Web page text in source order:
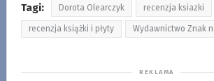
Tagi: Dorota Olearczyk recenzja ksiazki
recenzja książki i płyty Wydawnictwo Znak